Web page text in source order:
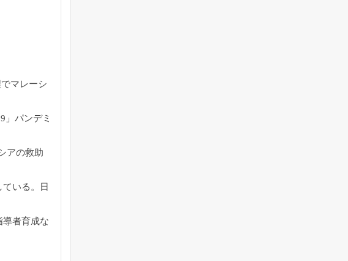
マレーシ
」パンデミ
アの救助
いる。日
導者育成な